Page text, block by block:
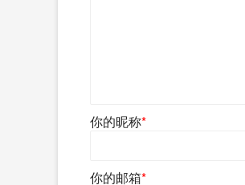
你的昵称*
你的邮箱*